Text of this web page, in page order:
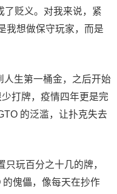
了贬义。对我来说，紧
我想做保守玩家，而是
生第一桶金，之后开始
打牌，疫情四年更是完
的泛滥，让扑克失去
只玩百分之十几的牌，
傀儡，像每天在抄作